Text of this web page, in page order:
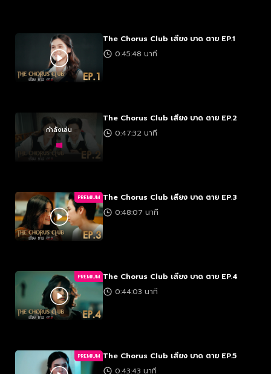
The Chorus Club เสียง บาด ตาย EP.1
0:45:48 นาที
กำลังเล่น
The Chorus Club เสียง บาด ตาย EP.2
0:47:32 นาที
PREMIUM The Chorus Club เสียง บาด ตาย EP.3
0:48:07 นาที
PREMIUM The Chorus Club เสียง บาด ตาย EP.4
0:44:03 นาที
PREMIUM The Chorus Club เสียง บาด ตาย EP.5
0:43:43 นาที